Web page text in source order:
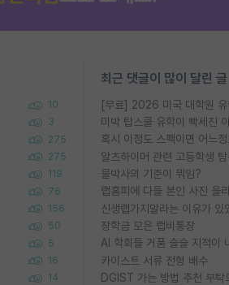
10
3
275
275
119
76
156
50
5
16
14
최근 댓글이 많이 달린 글
미박 탑스쿨 유학이 빡세진
혹시 이정도 스펙이면 어느
알츠하이머 관련 고등학생
물박사의 기준이 뭐임?
랩홈피에 다들 본인 사진 올
신생랩가지말라는 이유가 있
장학금 모은 랩비통장
AI 학회들 거품 슬슬 지적이
카이스트 서류 전형 배수
DGIST 가는 방법 추천 부탁